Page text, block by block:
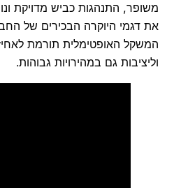
משופר, התנהגות כביש מדויקת
את דגמי היוקרה הבכירים של
המשקל האופטימלית תורמת
וליציבות גם במהירויות גבוהות.